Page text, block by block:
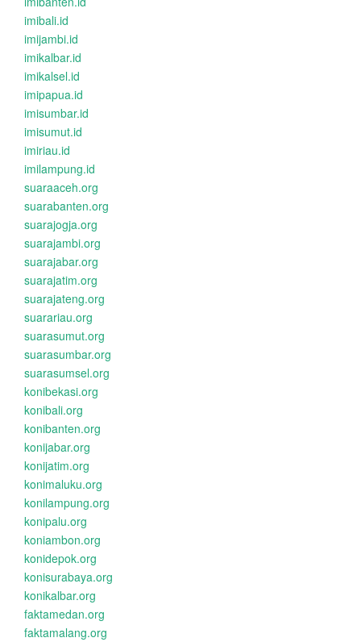
imibali.id
imijambi.id
imikalbar.id
imikalsel.id
imipapua.id
imisumbar.id
imisumut.id
imiriau.id
imilampung.id
suaraaceh.org
suarabanten.org
suarajogja.org
suarajambi.org
suarajabar.org
suarajatim.org
suarajateng.org
suarariau.org
suarasumut.org
suarasumbar.org
suarasumsel.org
konibekasi.org
konibali.org
konibanten.org
konijabar.org
konijatim.org
konimaluku.org
konilampung.org
konipalu.org
koniambon.org
konidepok.org
konisurabaya.org
konikalbar.org
faktamedan.org
faktamalang.org